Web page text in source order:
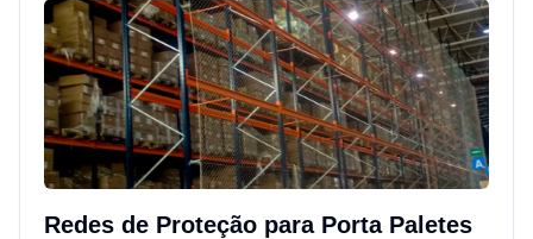
Redes de Proteção para Porta Paletes